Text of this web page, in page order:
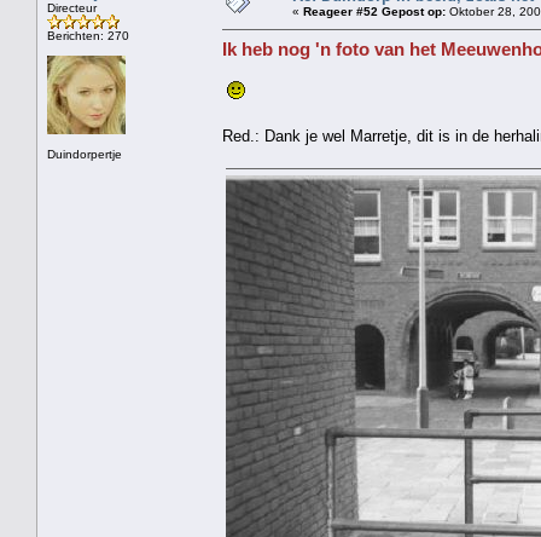
Directeur
Berichten: 270
Duindorpertje
« Reageer #52 Gepost op: Oktober 28,
Ik heb nog 'n foto van het
Red.: Dank je wel Marretje, dit is in de